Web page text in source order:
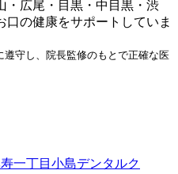
・広尾・目黒・中目黒・渋
の健康をサポートしていま
遵守し、院長監修のもとで正確な医